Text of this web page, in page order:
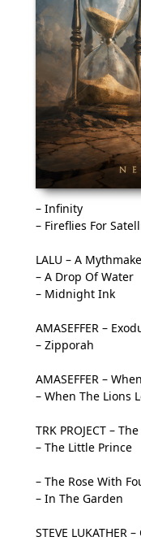
– Infinity
– Fireflies For
LALU – A
– A Drop Of Water
– Midnight Ink
AMASEFFER –
– Zipporah
AMASEFFER –
– When The Lions
TRK PROJECT –
– The Little Prince
– The Rose With
– In The Garden
STEVE LUKATHER